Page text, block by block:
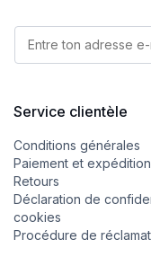
a
E
m
a
i
l
E
-
m
E
m
l
Service clientèle
Conditions générales
Paiement et expédition
Retours
Déclaration de
cookies
Procédure de